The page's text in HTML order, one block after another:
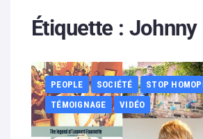
Contenus litigieux
Boutique
Partenaires
Étiquette : Johnny
PEOPLE SOCIÉTÉ
STOP
TÉMOIGNAGE
VIDÉO